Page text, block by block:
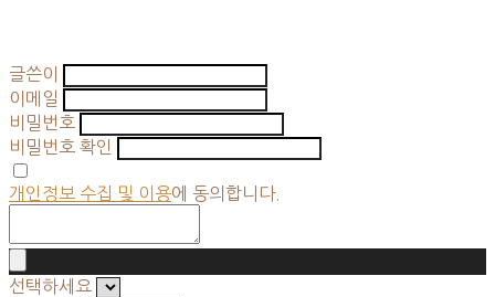
글쓴이
이메일
비밀번호
비밀번호 확인
개인정보 수집 및 이용에 동의합니다.
선택하세요